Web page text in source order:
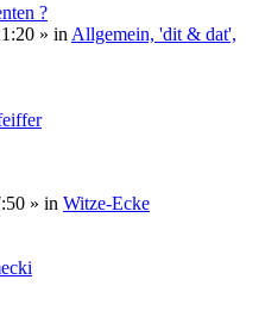
?
» in Allgemein, 'dit & dat',
» in Witze-Ecke